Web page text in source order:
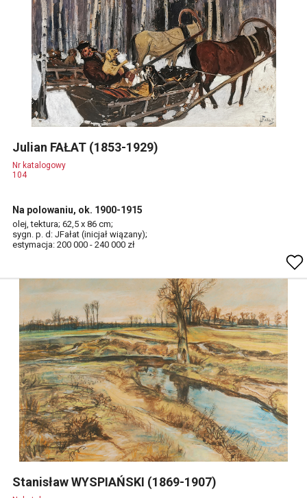
Julian FAŁAT (1853-1929)
Nr katalogowy
104
Na polowaniu, ok. 1900-1915
olej, tektura; 62,5 x 86 cm;
sygn. p. d: JFałat (inicjał wiązany);
estymacja: 200 000 - 240 000 zł
Stanisław WYSPIAŃSKI (1869-1907)